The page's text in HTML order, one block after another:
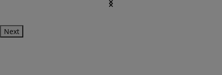
Next